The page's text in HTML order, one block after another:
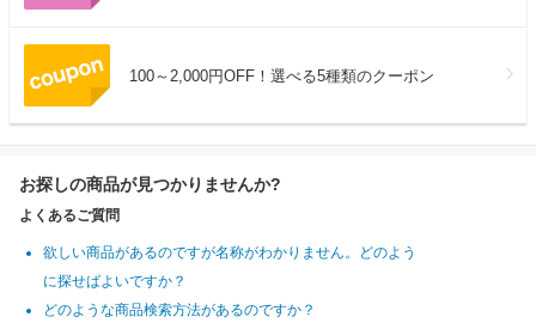
100～2,000円OFF！選べる5種類のクーポン
お探しの商品が見つかりませんか?
よくあるご質問
欲しい商品があるのですが名称がわかりません。どのよう
に探せばよいですか？
どのような商品検索方法があるのですか？